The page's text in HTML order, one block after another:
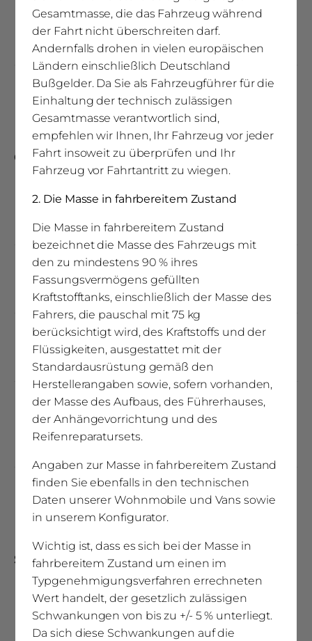
Abwasserkapazität (l)
150 ltr.
Stauklappengröße im Heck
650 x 550
Gewichte
Technisch zulässige Gesamtmasse (kg)
3500 / 4250 / 4400 kg
Zulässige Anhängelast (gebremst)
2000 / 1800 / 1750 kg
Masse in fahrbereitem Zustand (kg) (2)
3025 (2874 - 3176)
Maximale Masse für Pakete und
Sonderausstattungen (4)
Masse länderspezifische Sonderausstattung
Sitz- und Schlafplätze
Bettumbau Sitzgruppe (mm)
Gesamtmasse, die das Fahrzeug während
der Fahrt nicht überschreiten darf.
Andernfalls drohen in vielen europäischen
Ländern einschließlich Deutschland
Bußgelder. Da Sie als Fahrzeugführer für die
Einhaltung der technisch zulässigen
Gesamtmasse verantwortlich sind,
empfehlen wir Ihnen, Ihr Fahrzeug vor jeder
Fahrt insoweit zu überprüfen und Ihr
Fahrzeug vor Fahrtantritt zu wiegen.
2. Die Masse in fahrbereitem Zustand
Die Masse in fahrbereitem Zustand
bezeichnet die Masse des Fahrzeugs mit
den zu mindestens 90 % ihres
Fassungsvermögens gefüllten
Kraftstofftanks, einschließlich der Masse des
Fahrers, die pauschal mit 75 kg
berücksichtigt wird, des Kraftstoffs und der
Flüssigkeiten, ausgestattet mit der
Standardausrüstung gemäß den
Herstellerangaben sowie, sofern vorhanden,
der Masse des Aufbaus, des Führerhauses,
der Anhängevorrichtung und des
Reifenreparatursets.
Angaben zur Masse in fahrbereitem Zustand
finden Sie ebenfalls in den technischen
Daten unserer Wohnmobile und Vans sowie
in unserem Konfigurator.
Wichtig ist, dass es sich bei der Masse in
fahrbereitem Zustand um einen im
Typgenehmigungsverfahren errechneten
Wert handelt, der gesetzlich zulässigen
Schwankungen von bis zu +/- 5 % unterliegt.
Da sich diese Schwankungen auf die